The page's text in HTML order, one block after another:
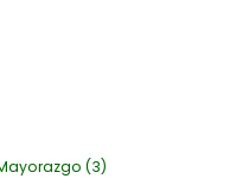
(3)